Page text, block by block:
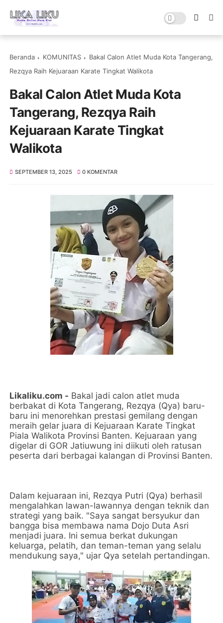
Beranda KOMUNITAS
Bakal Calon Atlet Muda Kota Tangerang,
Rezqya Raih Kejuaraan Karate Tingkat Walikota
Bakal Calon Atlet Muda Kota
Tangerang, Rezqya Raih
Kejuaraan Karate Tingkat
Walikota
SEPTEMBER 13, 2025 0 KOMENTAR
Likaliku.com - Bakal jadi calon atlet muda
berbakat di Kota Tangerang, Rezqya (Qya) baru-
baru ini menorehkan prestasi gemilang dengan
meraih gelar juara di Kejuaraan Karate Tingkat
Piala Walikota Provinsi Banten. Kejuaraan yang
digelar di GOR Jatiuwung ini diikuti oleh ratusan
peserta dari berbagai kalangan di Provinsi Banten.
Dalam kejuaraan ini, Rezqya Putri (Qya) berhasil
mengalahkan lawan-lawannya dengan teknik dan
strategi yang baik. "Saya sangat bersyukur dan
bangga bisa membawa nama Dojo Duta Asri
menjadi juara. Ini semua berkat dukungan
keluarga, pelatih, dan teman-teman yang selalu
mendukung saya," ujar Qya setelah pertandingan.